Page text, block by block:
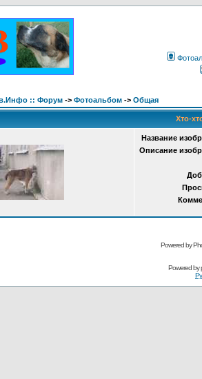
:: Форум -> Фотоальбом -> Общая
Хто-
Название
Описание
Powered by
Powered by